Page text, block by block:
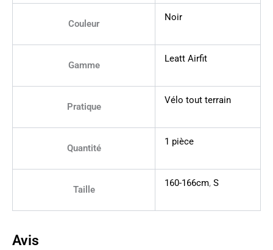
Couleur
Noir
Gamme
Leatt Airfit
Pratique
Vélo tout terrain
Quantité
1 pièce
Taille
160-166cm, S
Avis